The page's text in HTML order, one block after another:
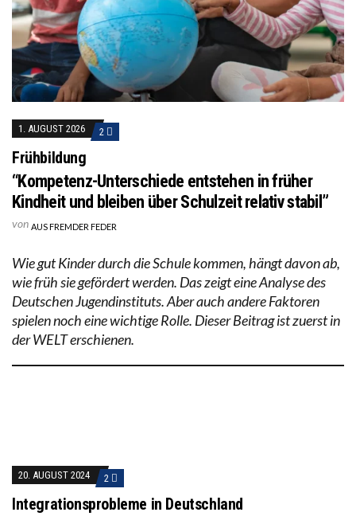
1. AUGUST 2026 2
Frühbildung
“Kompetenz-Unterschiede entstehen in früher
Kindheit und bleiben über Schulzeit relativ stabil”
von AUS FREMDER FEDER
Wie gut Kinder durch die Schule kommen, hängt davon ab,
wie früh sie gefördert werden. Das zeigt eine Analyse des
Deutschen Jugendinstituts. Aber auch andere Faktoren
spielen noch eine wichtige Rolle. Dieser Beitrag ist zuerst in
der WELT erschienen.
20. AUGUST 2024 2
Integrationsprobleme in Deutschland